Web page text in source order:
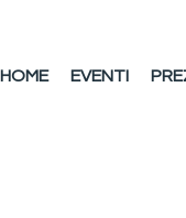
HOME EVENTI